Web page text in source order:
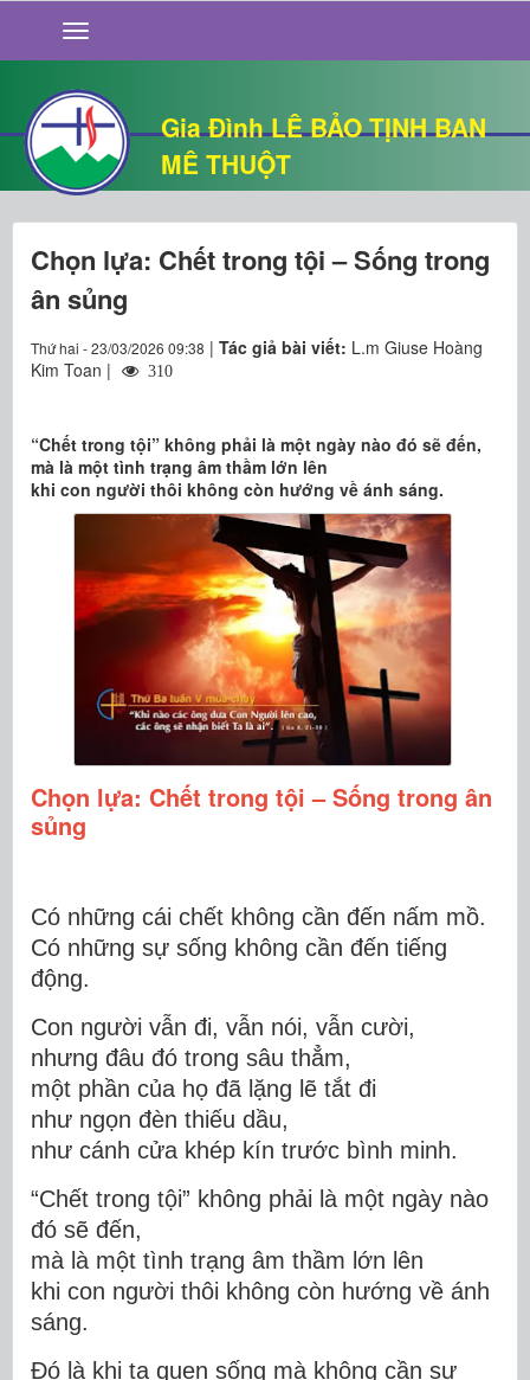
Gia Đình LÊ BẢO TỊNH BAN
MÊ THUỘT
GIỚI THIỆU
TIN TỨC
SỐNG ĐẠO
CHUYỆN NHÀ
QUÁN VĂN
THƯ GIÃN
Chọn lựa: Chết trong tội – Sống trong
ân sủng
Thứ hai - 23/03/2026 09:38 | Tác giả bài viết: L.m Giuse Hoàng
Kim Toan |
310
“Chết trong tội” không phải là một ngày nào đó sẽ đến,
mà là một tình trạng âm thầm lớn lên
khi con người thôi không còn hướng về ánh sáng.
Chọn lựa: Chết trong tội – Sống trong ân
sủng
Có những cái chết không cần đến nấm mồ.
Có những sự sống không cần đến tiếng
động.
Con người vẫn đi, vẫn nói, vẫn cười,
nhưng đâu đó trong sâu thẳm,
một phần của họ đã lặng lẽ tắt đi
như ngọn đèn thiếu dầu,
như cánh cửa khép kín trước bình minh.
“Chết trong tội” không phải là một ngày nào
đó sẽ đến,
mà là một tình trạng âm thầm lớn lên
khi con người thôi không còn hướng về ánh
sáng.
Đó là khi ta quen sống mà không cần sự